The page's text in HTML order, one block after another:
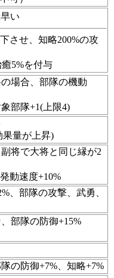
い
させ、知略200%の攻
5%を付与
場合、部隊の機動
部隊+1(上限4)
果量が上昇)
将で大将と同じ縁が2
動速度+10%
、部隊の攻撃、武勇、
部隊の防御+15%
の防御+7%、知略+7%